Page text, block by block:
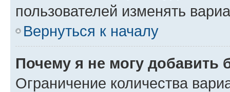
пользователей изменять
Вернуться к началу
Почему я не могу добавить
Ограничение количества